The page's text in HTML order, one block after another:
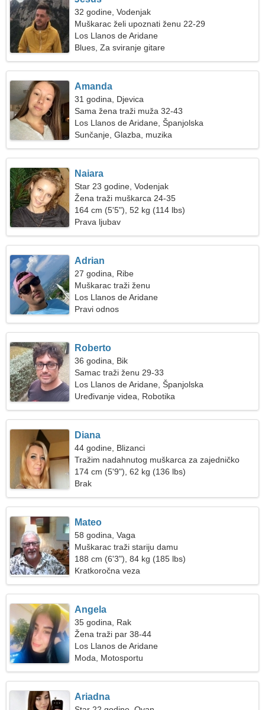
32 godine, Vodenjak
Muškarac želi upoznati ženu 22-29
Los Llanos de Aridane
Blues, Za sviranje gitare
Amanda
31 godina, Djevica
Sama žena traži muža 32-43
Los Llanos de Aridane, Španjolska
Sunčanje, Glazba, muzika
Naiara
Star 23 godine, Vodenjak
Žena traži muškarca 24-35
164 cm (5'5"), 52 kg (114 lbs)
Prava ljubav
Adrian
27 godina, Ribe
Muškarac traži ženu
Los Llanos de Aridane
Pravi odnos
Roberto
36 godina, Bik
Samac traži ženu 29-33
Los Llanos de Aridane, Španjolska
Uređivanje videa, Robotika
Diana
44 godine, Blizanci
Tražim nadahnutog muškarca za zajedničko
skijanje
174 cm (5'9"), 62 kg (136 lbs)
Brak
Mateo
58 godina, Vaga
Muškarac traži stariju damu
188 cm (6'3"), 84 kg (185 lbs)
Kratkoročna veza
Angela
35 godina, Rak
Žena traži par 38-44
Los Llanos de Aridane
Moda, Motosportu
Ariadna